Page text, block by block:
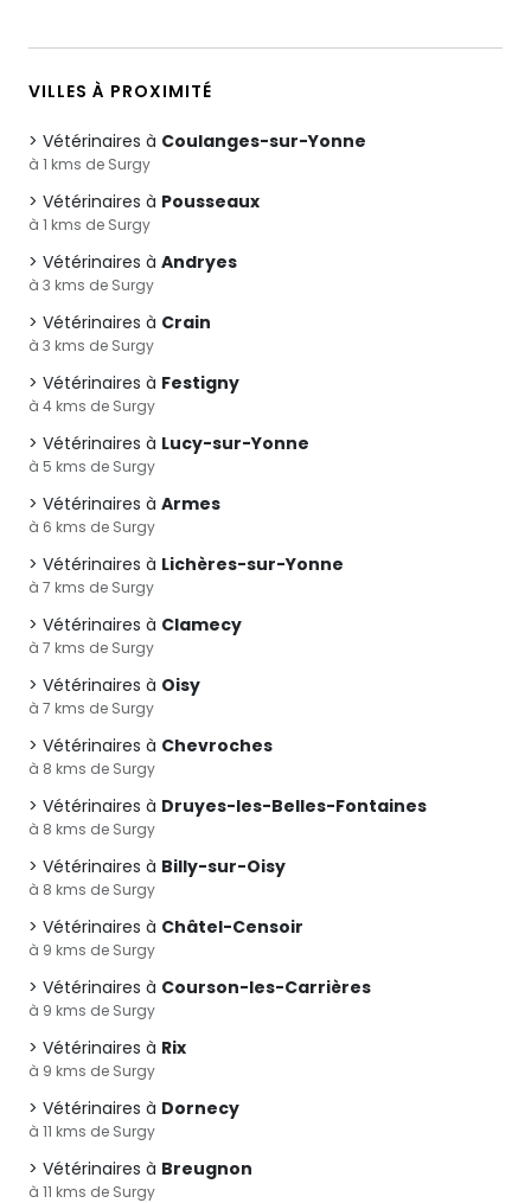
VILLES À PROXIMITÉ
Vétérinaires à Coulanges-sur-Yonne
à 1 kms de Surgy
Vétérinaires à Pousseaux
à 1 kms de Surgy
Vétérinaires à Andryes
à 3 kms de Surgy
Vétérinaires à Crain
à 3 kms de Surgy
Vétérinaires à Festigny
à 4 kms de Surgy
Vétérinaires à Lucy-sur-Yonne
à 5 kms de Surgy
Vétérinaires à Armes
à 6 kms de Surgy
Vétérinaires à Lichères-sur-Yonne
à 7 kms de Surgy
Vétérinaires à Clamecy
à 7 kms de Surgy
Vétérinaires à Oisy
à 7 kms de Surgy
Vétérinaires à Chevroches
à 8 kms de Surgy
Vétérinaires à Druyes-les-Belles-Fontaines
à 8 kms de Surgy
Vétérinaires à Billy-sur-Oisy
à 8 kms de Surgy
Vétérinaires à Châtel-Censoir
à 9 kms de Surgy
Vétérinaires à Courson-les-Carrières
à 9 kms de Surgy
Vétérinaires à Rix
à 9 kms de Surgy
Vétérinaires à Dornecy
à 11 kms de Surgy
Vétérinaires à Breugnon
à 11 kms de Surgy